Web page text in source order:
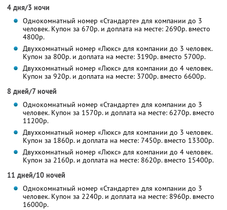
4 дня/3 ночи
Однокомнатный номер «Стандарте» для компании до 3
человек. Купон за 670р. и доплата на месте: 2690р. вместо
4800р.
Двухкомнатный номер «Люкс» для компании до 3 человек.
Купон за 800р. и доплата на месте: 3190р. вместо 5700р.
Двухкомнатный номер «Люкс» для компании до 4 человек.
Купон за 920р. и доплата на месте: 3700р. вместо 6600р.
8 дней/7 ночей
Однокомнатный номер «Стандарте» для компании до 3
человек. Купон за 1570р. и доплата на месте: 6270р. вместо
11200р.
Двухкомнатный номер «Люкс» для компании до 3 человек.
Купон за 1860р. и доплата на месте: 7450р. вместо 13300р.
Двухкомнатный номер «Люкс» для компании до 4 человек.
Купон за 2160р. и доплата на месте: 8620р. вместо 15400р.
11 дней/10 ночей
Однокомнатный номер «Стандарте» для компании до 3
человек. Купон за 2240р. и доплата на месте: 8960р. вместо
16000р.